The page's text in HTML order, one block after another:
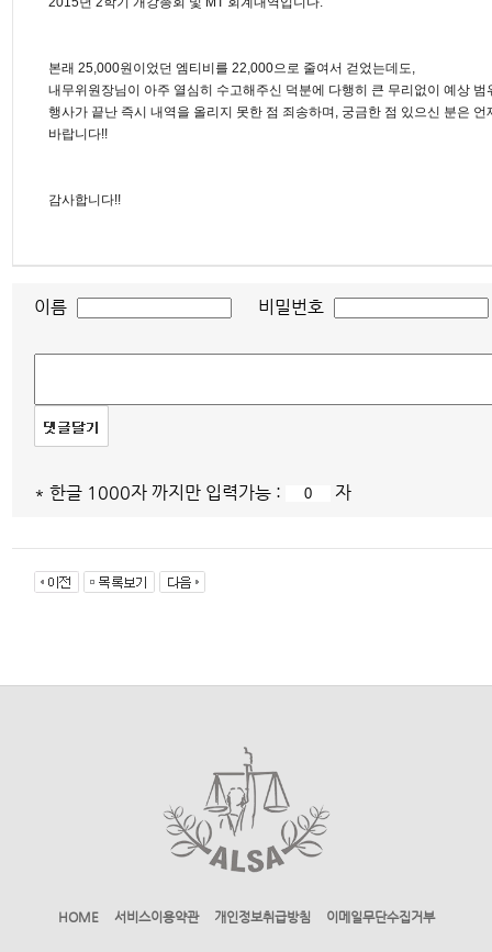
본래 25,000원이었던 엠티비를 22,000으로 줄여서 걷었는데도,
내무위원장님이 아주 열심히 수고해주신 덕분에 다행히 큰 무리없이 예상
행사가 끝난 즉시 내역을 올리지 못한 점 죄송하며, 궁금한 점 있으신 분은
바랍니다!!
감사합니다!!
이름 비밀번호
* 한글 1000자 까지만 입력가능 : 자
HOME 서비스이용약관 개인정보취급방침 이메일무단수집거부